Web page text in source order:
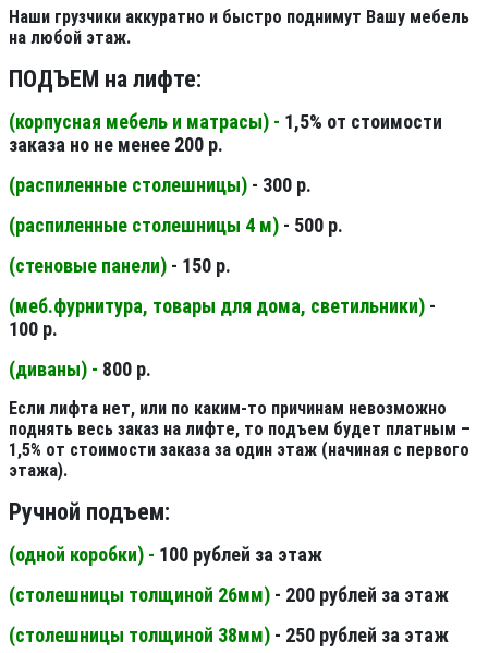
Наши грузчики аккуратно и быстро поднимут Вашу мебель
на любой этаж.
ПОДЪЕМ на лифте:
(корпусная мебель и матрасы) - 1,5% от стоимости
заказа но не менее 200 р.
(распиленные столешницы) - 300 р.
(распиленные столешницы 4 м) - 500 р.
(стеновые панели) - 150 р.
(меб.фурнитура, товары для дома, светильники) -
100 р.
(диваны) - 800 р.
Если лифта нет, или по каким-то причинам невозможно
поднять весь заказ на лифте, то подъем будет платным –
1,5% от стоимости заказа за один этаж (начиная с первого
этажа).
Ручной подъем:
(одной коробки) - 100 рублей за этаж
(столешницы толщиной 26мм) - 200 рублей за этаж
(столешницы толщиной 38мм) - 250 рублей за этаж